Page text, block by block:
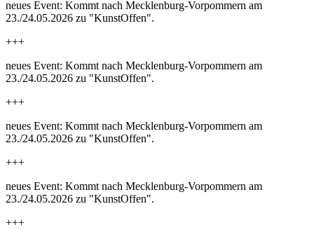
neues Event: Kommt nach Mecklenburg-Vorpommern am
23./24.05.2026 zu "KunstOffen".
+++
neues Event: Kommt nach Mecklenburg-Vorpommern am
23./24.05.2026 zu "KunstOffen".
+++
neues Event: Kommt nach Mecklenburg-Vorpommern am
23./24.05.2026 zu "KunstOffen".
+++
neues Event: Kommt nach Mecklenburg-Vorpommern am
23./24.05.2026 zu "KunstOffen".
+++